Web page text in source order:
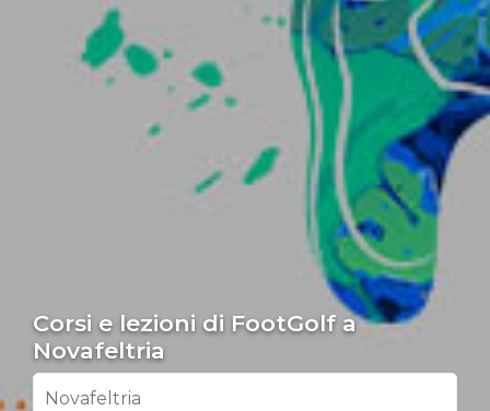
Corsi e lezioni di FootGolf a
Novafeltria
Novafeltria